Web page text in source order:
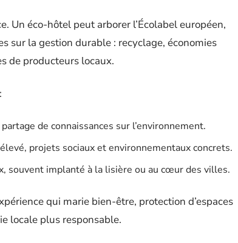
Un éco-hôtel peut arborer l’Écolabel européen,
sur la gestion durable : recyclage, économies
de producteurs locaux.
de connaissances sur l’environnement.
projets sociaux et environnementaux concrets.
souvent implanté à la lisière ou au cœur des villes.
qui marie bien-être, protection d’espaces
locale plus responsable.